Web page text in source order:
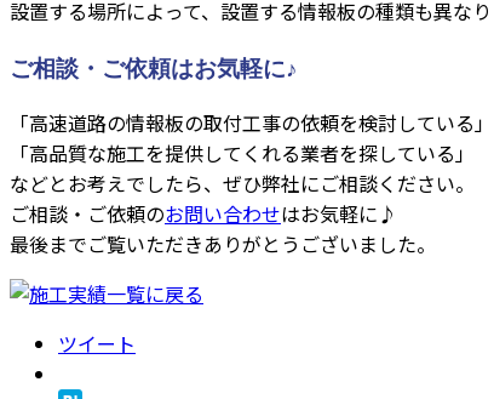
設置する場所によって、設置する情報板の種類も異なり
ご相談・ご依頼はお気軽に♪
「高速道路の情報板の取付工事の依頼を検討している」
「高品質な施工を提供してくれる業者を探している」
などとお考えでしたら、ぜひ弊社にご相談ください。
ご相談・ご依頼のお問い合わせはお気軽に♪
最後までご覧いただきありがとうございました。
ツイート